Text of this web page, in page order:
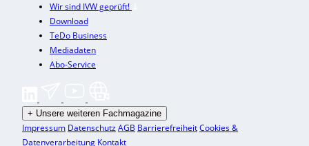
Wir sind IVW geprüft!
Download
TeDo Business
Mediadaten
Abo-Service
+ Unsere weiteren Fachmagazine
Impressum DatenschutzAGB BarrierefreiheitCookies &
Datenverarbeitung Kontakt